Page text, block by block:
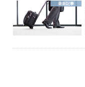
最新記事